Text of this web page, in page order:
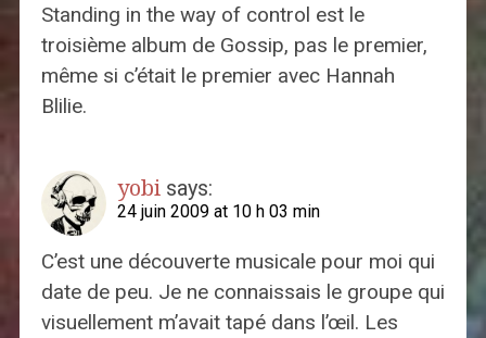
Standing in the way of control est le
troisième album de Gossip, pas le premier,
même si c’était le premier avec Hannah
Blilie.
yobi says:
24 juin 2009 at 10 h 03 min
C’est une découverte musicale pour moi qui
date de peu. Je ne connaissais le groupe qui
visuellement m’avait tapé dans l’œil. Les